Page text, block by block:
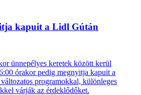
kapuit a Lidl Gútán
ünnepélyes keretek között kerül
órakor pedig megnyitja kapuit a
programokkal, különleges
várják az érdeklődőket.